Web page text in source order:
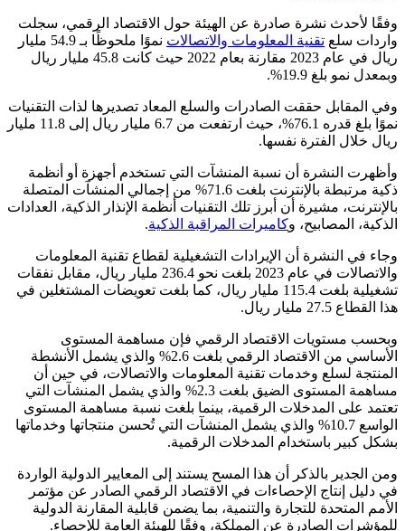
وفقًا لأحدث نشرة صادرة عن الهيئة حول الاقتصاد الرقمي، سجلت
واردات سلع تقنية المعلومات والاتصالات
نموًا ملحوظًا بـ 54.9 مليار
ريال في عام 2023 مقارنة بعام 2022 حيث كانت 45.8 مليار ريال
وبمعدل نمو بلغ 19.9%.
وفي المقابل حققت الصادرات والسلع المعاد تصديرها لذات التقنيات
نموًا بلغ قدره 76.1%، حيث ارتفعت من 6.7 مليار ريال إلى 11.8 مليار
ريال خلال الفترة نفسها.
وأظهرت النشرة أن نسبة المنشآت التي تستخدم أجهزة أو أنظمة
ذكية مرتبطة بالإنترنت بلغت 71.6% من إجمالي المنشآت المتصلة
بالإنترنت، مشيرة أن أبرز تلك التقنيات أنظمة الإنذار الذكية، العدادات
الذكية، المصابيح، وكاميرات المراقبة الذكية.
وجاء في النشرة أن الإيرادات التشغيلية لقطاع تقنية المعلومات
والاتصالات في عام 2023 بلغت نحو 236.4 مليار ريال، مقابل نفقات
تشغيلية بلغت 115.4 مليار ريال، كما بلغت تعويضات المشتغلين في
هذا القطاع 27.5 مليار ريال.
وبحسب مستويات الاقتصاد الرقمي فإن مساهمة المستوى
الأساسي من الاقتصاد الرقمي بلغت 2.6% والذي يشمل الأنشطة
المنتجة لسلع وخدمات تقنية المعلومات والاتصالات، في حين أن
مساهمة المستوى الضيق بلغت 2.3% والذي يشمل المنشآت التي
تعتمد على المدخلات الرقمية، بينما بلغت نسبة مساهمة المستوى
الواسع 10.7% والذي يشمل المنشآت التي تُحسن منتجاتها وخدماتها
بشكل كبير باستخدام المدخلات الرقمية.
ومن الجدير بالذكر أن هذا المسح يستند إلى المعايير الدولية الواردة
في دليل إنتاج الإحصاءات في الاقتصاد الرقمي الصادر عن مؤتمر
الأمم المتحدة للتجارة والتنمية، بما يضمن قابلية المقارنة الدولية
للمؤشرات الصادرة عن المملكة، وفقًا للهيئة العامة للإحصاء.